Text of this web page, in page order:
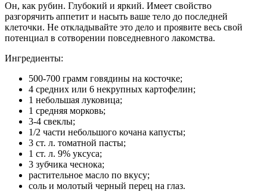
Он, как рубин. Глубокий и яркий. Имеет свойство
разгорячить аппетит и насыть ваше тело до последней
клеточки. Не откладывайте это дело и проявите весь свой
потенциал в сотворении повседневного лакомства.
Ингредиенты:
500-700 грамм говядины на косточке;
4 средних или 6 некрупных картофелин;
1 небольшая луковица;
1 средняя морковь;
3-4 свеклы;
1/2 части небольшого кочана капусты;
3 ст. л. томатной пасты;
1 ст. л. 9% уксуса;
3 зубчика чеснока;
растительное масло по вкусу;
соль и молотый черный перец на глаз.